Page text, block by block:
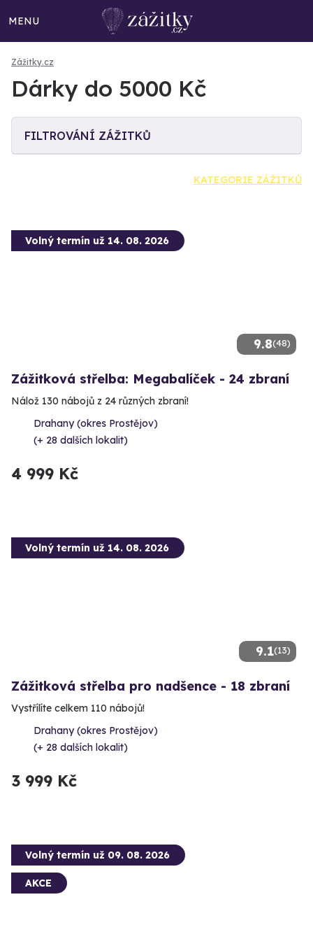
MENU
Zážitky.cz
Dárky do 5000 Kč
FILTROVÁNÍ ZÁŽITKŮ
KATEGORIE ZÁŽITKŮ
9.8(48)
Volný termín už 14. 08. 2026
Zážitková střelba: Megabalíček - 24 zbraní
Nálož 130 nábojů z 24 různých zbraní!
Drahany (okres Prostějov)
(+ 28 dalších lokalit)
4 999 Kč
9.1(13)
Volný termín už 14. 08. 2026
Zážitková střelba pro nadšence - 18 zbraní
Vystřílíte celkem 110 nábojů!
Drahany (okres Prostějov)
(+ 28 dalších lokalit)
3 999 Kč
Volný termín už 09. 08. 2026
AKCE